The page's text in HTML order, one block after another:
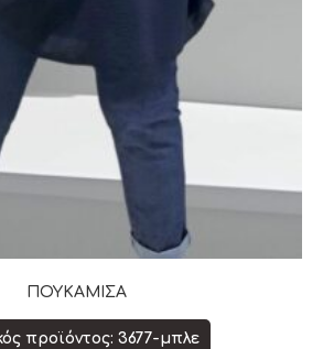
ΠΟΥΚΑΜΙΣΑ
προϊόντος: 3677-μπλε